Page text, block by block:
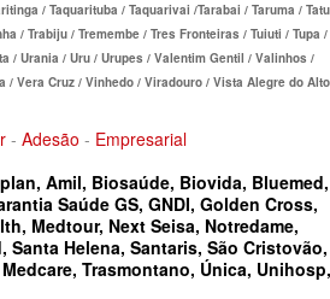
/ Taquarituba / Taquarivai /Tarabai / Taruma /
/ Trabiju / Tremembe / Tres Fronteiras / Tuiuti / Tupa /
/ Urania / Uru / Urupes / Valentim Gentil / Valinhos /
Vera Cruz / Vinhedo / Viradouro / Vista Alegre do Alto
- Adesão - Empresarial
Amil, Biosaúde, Biovida, Bluemed,
Saúde GS, GNDI, Golden Cross,
Medtour, Next Seisa, Notredame,
Santa Helena, Santaris, São Cristovão,
Trasmontano, Única, Unihosp,